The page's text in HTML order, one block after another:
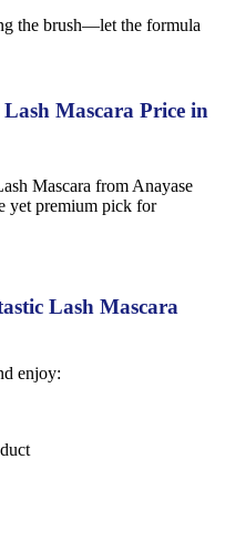
the brush—let the formula
Mascara Price in
Mascara from Anayase
yet premium pick for
Lash Mascara
enjoy: